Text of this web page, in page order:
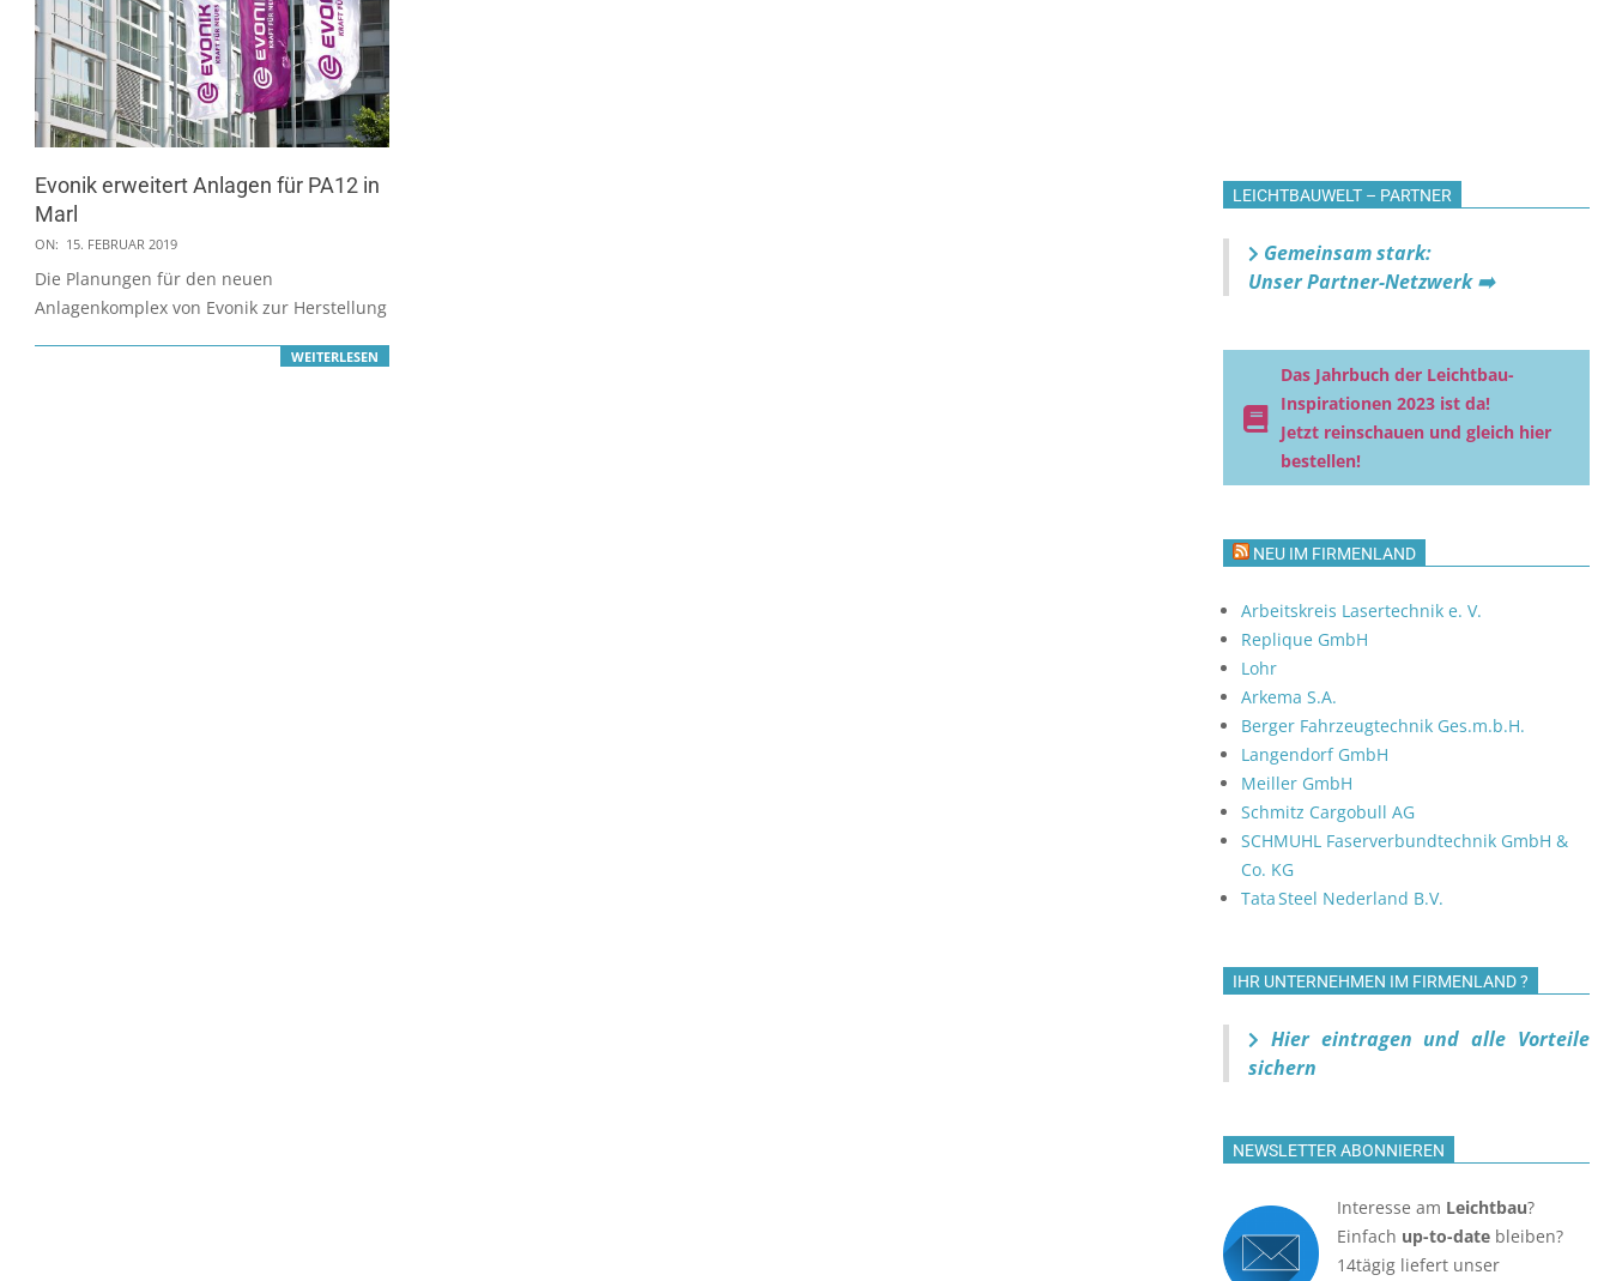
Evonik erweitert Anlagen für PA12 in
Marl
2019-
02-
15
ON: 15. FEBRUAR 2019
Die Planungen für den neuen
Anlagenkomplex von Evonik zur Herstellung
WEITERLESEN
LEICHTBAUWELT – PARTNER
Gemeinsam stark:
Unser Partner-Netzwerk ➡️
Das Jahrbuch der Leichtbau-
Inspirationen 2023 ist da!
Jetzt reinschauen und gleich hier
bestellen!
NEU IM FIRMENLAND
Arbeitskreis Lasertechnik e. V.
Replique GmbH
Lohr
Arkema S.A.
Berger Fahrzeugtechnik Ges.m.b.H.
Langendorf GmbH
Meiller GmbH
Schmitz Cargobull AG
SCHMUHL Faserverbundtechnik GmbH &
Co. KG
Tata Steel Nederland B.V.
IHR UNTERNEHMEN IM FIRMENLAND ?
Hier eintragen und alle Vorteile
sichern
NEWSLETTER ABONNIEREN
Interesse am Leichtbau?
Einfach up-to-date bleiben?
14tägig liefert unser